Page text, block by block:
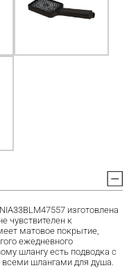
изготовлена
чувствителен к
матовое покрытие,
ежедневного
шлангу есть подводка с
шлангами для душа.